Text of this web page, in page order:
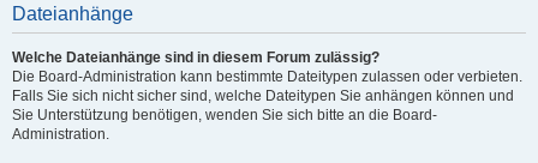
Dateianhänge
Welche Dateianhänge sind in diesem Forum zulässig?
Die Board-Administration kann bestimmte Dateitypen zulassen oder verbieten.
Falls Sie sich nicht sicher sind, welche Dateitypen Sie anhängen können und
Sie Unterstützung benötigen, wenden Sie sich bitte an die Board-
Administration.